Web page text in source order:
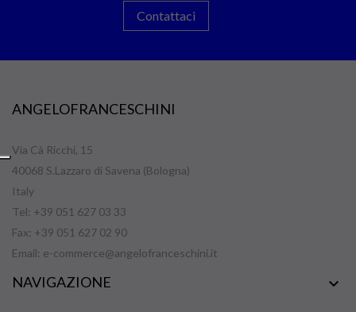
Contattaci
ANGELOFRANCESCHINI
Via Cà Ricchi, 15
40068 S.Lazzaro di Savena (Bologna)
Italy
Tel: +39 051 627 03 33
Fax: +39 051 627 02 90
Email: e-commerce@angelofranceschini.it
NAVIGAZIONE 